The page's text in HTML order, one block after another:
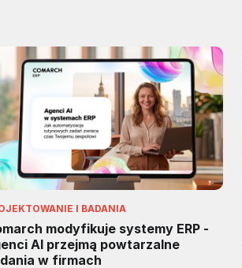
I BADANIA
modyfikuje systemy ERP -
AI przejmą powtarzalne
w firmach